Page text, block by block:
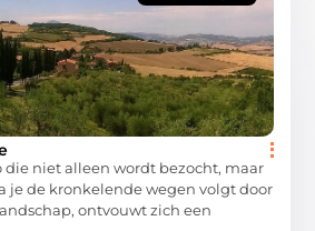
die niet alleen wordt bezocht, maar
je de kronkelende wegen volgt door
ontvouwt zich een